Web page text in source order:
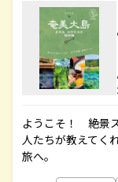
ようこそ！ 絶景
人たちが教えてく
旅へ。